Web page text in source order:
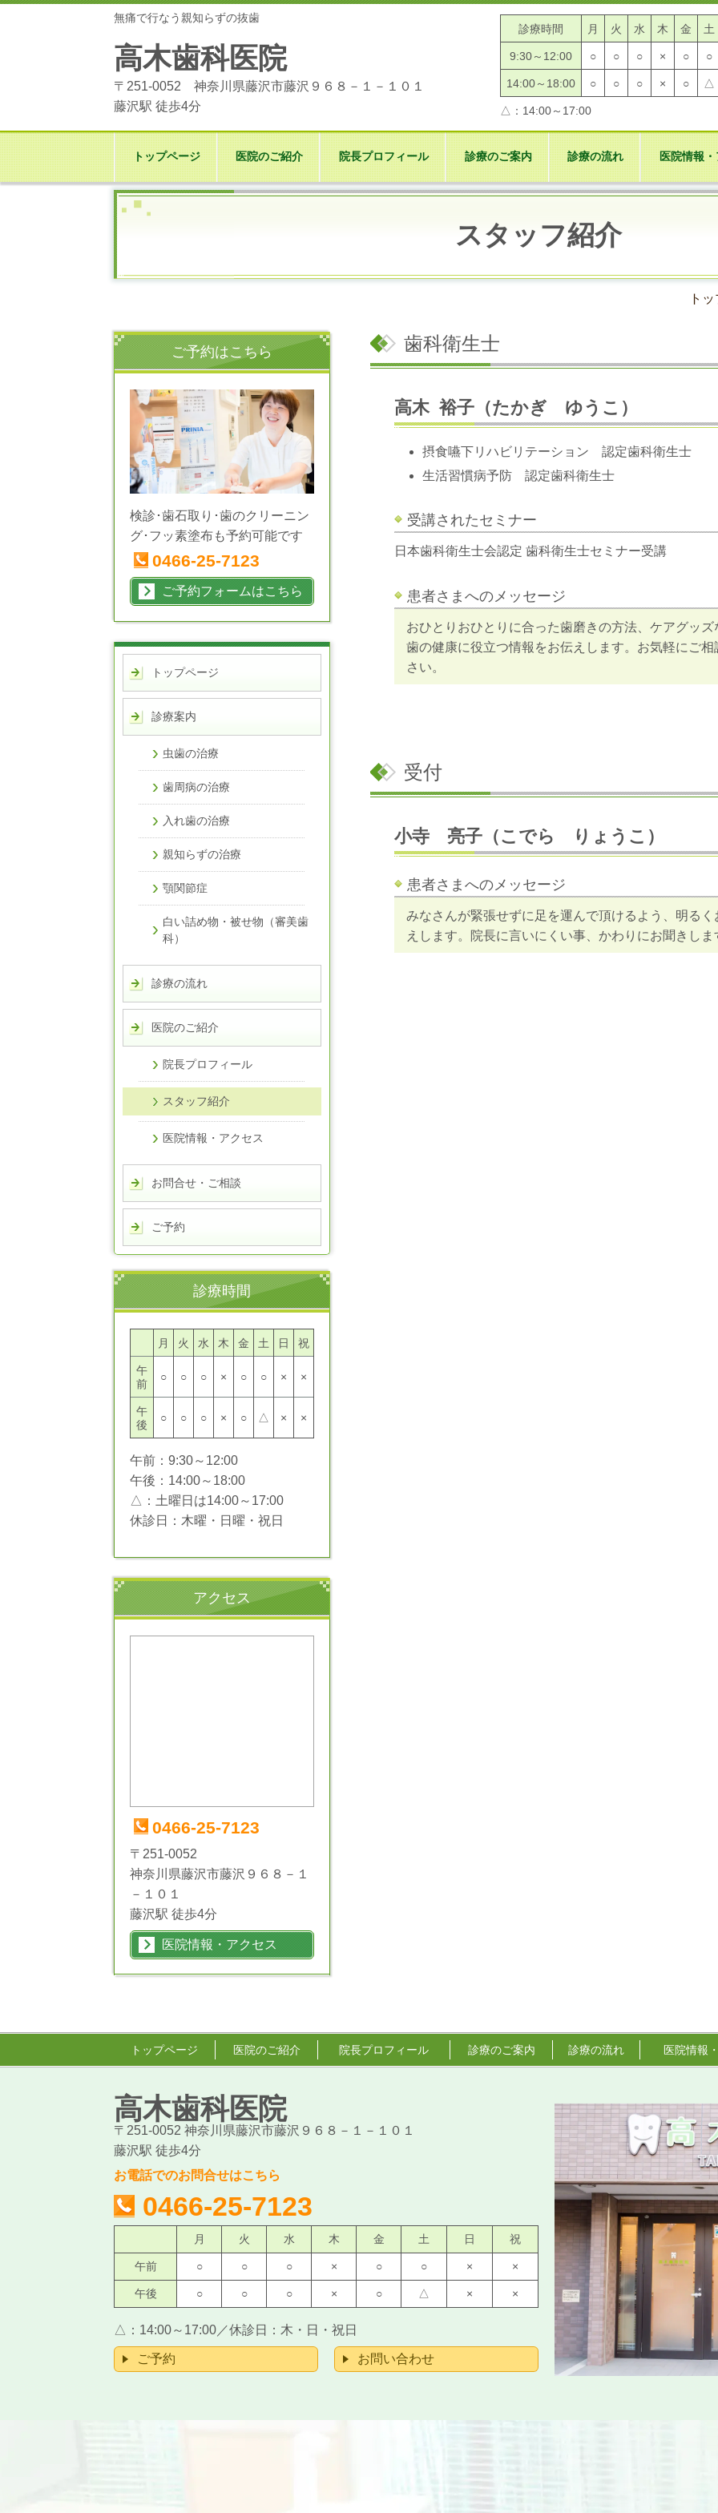
無痛で行なう親知らずの抜歯
高木歯科医院
〒251-0052 神奈川県藤沢市藤沢９６８－１－１０１
藤沢駅 徒歩4分
診療時間 月 火 水 木 金 土
9:30～12:00 ○ ○ ○ × ○ ○
14:00～18:00 ○ ○ ○ × ○ △
△：14:00～17:00
トップページ 医院のご紹介 院長プロフィール 診療のご案内 診療の流れ 医院情報
スタッフ紹介
ト
歯科衛生士
高木 裕子（たかぎ ゆうこ）
摂食嚥下リハビリテーション 認定歯科衛生士
生活習慣病予防 認定歯科衛生士
受講されたセミナー
日本歯科衛生士会認定 歯科衛生士セミナー受講
患者さまへのメッセージ
おひとりおひとりに合った歯磨きの方法、ケアグッズ
歯の健康に役立つ情報をお伝えします。お気軽にご相
さい。
受付
小寺 亮子（こでら りょうこ）
患者さまへのメッセージ
みなさんが緊張せずに足を運んで頂けるよう、明るく
えします。院長に言いにくい事、かわりにお聞きしま
ご予約はこちら
検診･歯石取り･歯のクリーニン
グ･フッ素塗布も予約可能です
0466-25-7123
ご予約フォームはこちら
トップページ
診療案内
虫歯の治療
歯周病の治療
入れ歯の治療
親知らずの治療
顎関節症
白い詰め物・被せ物（審美歯
科）
診療の流れ
医院のご紹介
院長プロフィール
スタッフ紹介
医院情報・アクセス
お問合せ・ご相談
ご予約
診療時間
月 火 水 木 金 土 日 祝
午
前
○ ○ ○ × ○ ○ × ×
午
後
○ ○ ○ × ○ △ × ×
午前：9:30～12:00
午後：14:00～18:00
△：土曜日は14:00～17:00
休診日：木曜・日曜・祝日
アクセス
0466-25-7123
〒251-0052
神奈川県藤沢市藤沢９６８－１
－１０１
藤沢駅 徒歩4分
医院情報・アクセス
トップページ 医院のご紹介 院長プロフィール 診療のご案内 診療の流れ 医院情報
高木歯科医院
〒251-0052 神奈川県藤沢市藤沢９６８－１－１０１
藤沢駅 徒歩4分
お電話でのお問合せはこちら
0466-25-7123
月 火 水 木 金 土 日 祝
午前 ○ ○ ○ × ○ ○ × ×
午後 ○ ○ ○ × ○ △ × ×
△： 14:00～17:00 ／休診日：木・日・祝日
ご予約 お問い合わせ